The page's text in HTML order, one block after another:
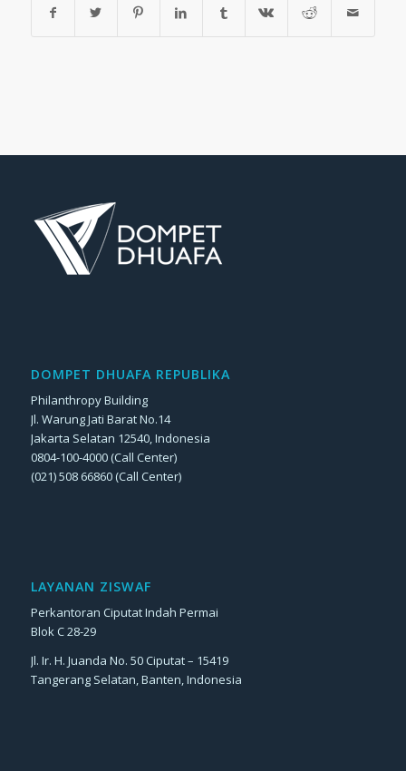
DOMPET DHUAFA REPUBLIKA
Philanthropy Building
Jl. Warung Jati Barat No.14
Jakarta Selatan 12540, Indonesia
0804-100-4000 (Call Center)
(021) 508 66860 (Call Center)
LAYANAN ZISWAF
Perkantoran Ciputat Indah Permai
Blok C 28-29
Jl. Ir. H. Juanda No. 50 Ciputat – 15419
Tangerang Selatan, Banten, Indonesia